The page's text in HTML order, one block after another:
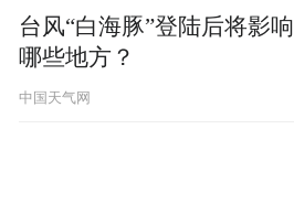
台风“白海豚”登陆后将影响
哪些地方？
中国天气网